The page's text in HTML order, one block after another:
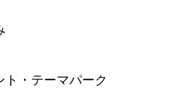
ト・テーマパーク